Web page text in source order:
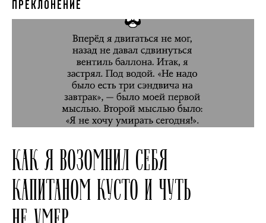
ПРЕКЛОНЕНИЕ
КАК Я ВОЗОМНИЛ СЕБЯ
КАПИТАНОМ КУСТО И ЧУТЬ